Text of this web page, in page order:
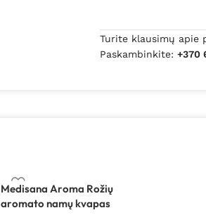
Turite klausimų apie
Paskambinkite:+370
Medisana Aroma Rožių
aromato namų kvapas